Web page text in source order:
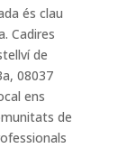
és clau
Cadires
de
08037
ens
de